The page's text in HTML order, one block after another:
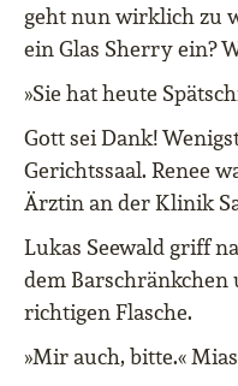
geht nun wirklich zu
ein Glas Sherry ein?
»Sie hat heute
Gott sei Dank!
Gerichtssaal. Renee
Ärztin an der Klinik
Lukas Seewald griff
dem Barschränkchen
richtigen Flasche.
»Mir auch, bitte.«